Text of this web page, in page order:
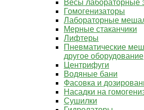
Весы лабораторные
Гомогенизаторы
Лабораторные
Мерные стаканчики
Лифтеры
Пневматические
другое оборудование
Центрифуги
Водяные бани
Фасовка и
Насадки на
Сушилки